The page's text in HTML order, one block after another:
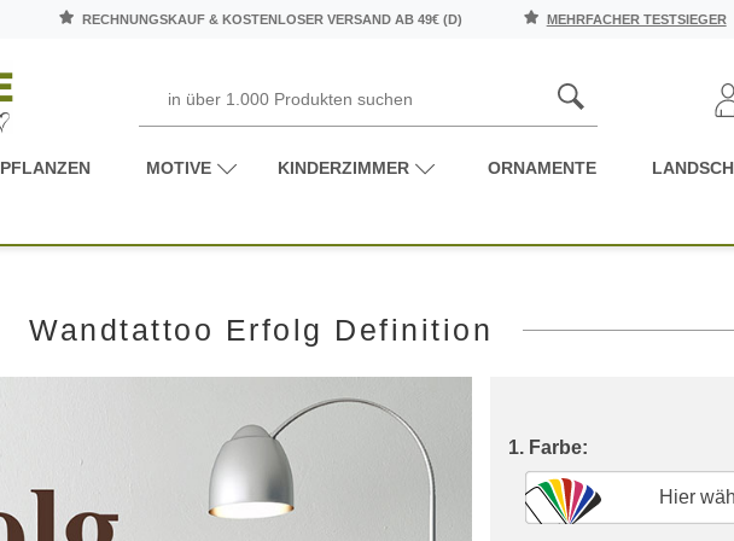
RECHNUNGSKAUF & KOSTENLOSER VERSAND AB 49€ (D) MEHRFACHER TESTSIEGER
PFLANZEN MOTIVE KINDERZIMMER ORNAMENTE
Wandtattoo Erfolg Definition
1. Farbe:
Hier